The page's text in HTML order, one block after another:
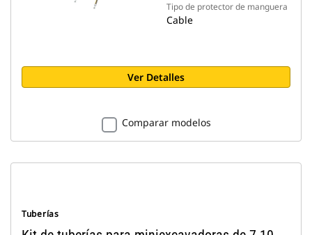
Tipo de protector de manguera
Cable
Ver Detalles
Comparar modelos
Tuberías